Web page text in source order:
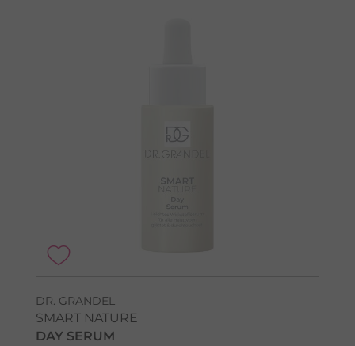
DR. GRANDEL
SMART NATURE
DAY SERUM